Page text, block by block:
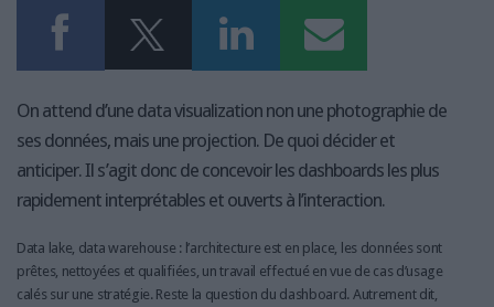
On attend d’une data visualization non une photographie de
ses données, mais une projection. De quoi décider et
anticiper. Il s’agit donc de concevoir les dashboards les plus
rapidement interprétables et ouverts à l’interaction.
Data lake, data warehouse : l’architecture est en place, les données sont
prêtes, nettoyées et qualifiées, un travail effectué en vue de cas d’usage
calés sur une stratégie. Reste la question du dashboard. Autrement dit,